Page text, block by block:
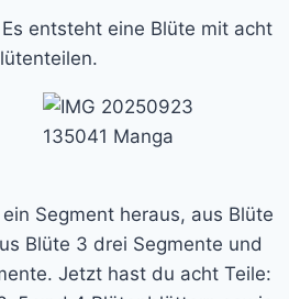
entsteht eine Blüte mit acht
Segment heraus, aus Blüte
Blüte 3 drei Segmente und
Jetzt hast du acht Teile: